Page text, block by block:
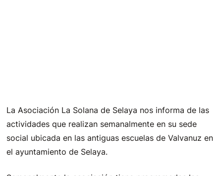
La Asociación La Solana de Selaya nos informa de las
actividades que realizan semanalmente en su sede
social ubicada en las antiguas escuelas de Valvanuz en
el ayuntamiento de Selaya.